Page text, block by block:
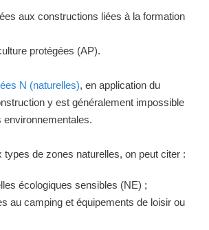
aux constructions liées à la formation
protégées (AP).
N (naturelles), en application du
y est généralement impossible
environnementales.
types de zones naturelles, on peut citer :
écologiques sensibles (NE) ;
au camping et équipements de loisir ou